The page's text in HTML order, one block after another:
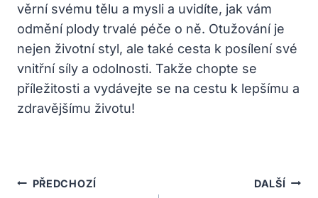
věrní svému tělu a mysli a uvidíte, jak vám
odmění plody trvalé péče o ně. Otužování je
nejen životní styl, ale také cesta k posílení své
vnitřní síly a odolnosti. Takže chopte se
příležitosti a vydávejte se na cestu k lepšímu a
zdravějšímu životu!
Navigace
PŘEDCHOZÍ DALŠÍ